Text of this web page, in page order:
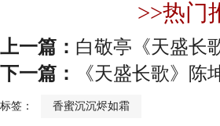
>>热门
上一篇： 白敬亭《天盛长
下一篇：
《天盛长歌》
标签： 香蜜沉沉烬如霜